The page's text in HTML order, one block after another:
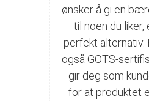
ønsker å gi en
til noen du
perfekt alternativ.
også GOTS-
gir deg som
for at produktet